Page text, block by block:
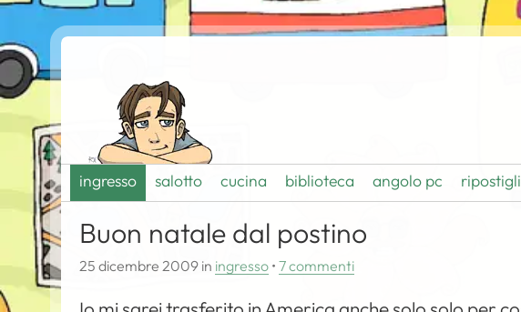
ingresso salotto cucina biblioteca angolo pc
Buon natale dal postino
25 dicembre 2009 in ingresso • 7 commenti